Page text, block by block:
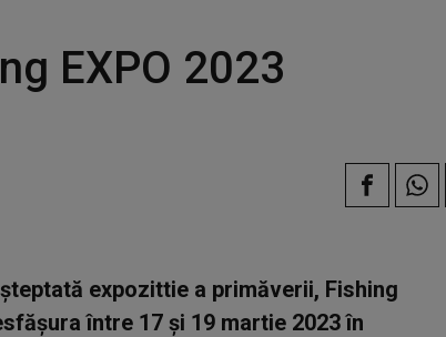
EXPO 2023
expozittie a primăverii, Fishing
între 17 și 19 martie 2023 în